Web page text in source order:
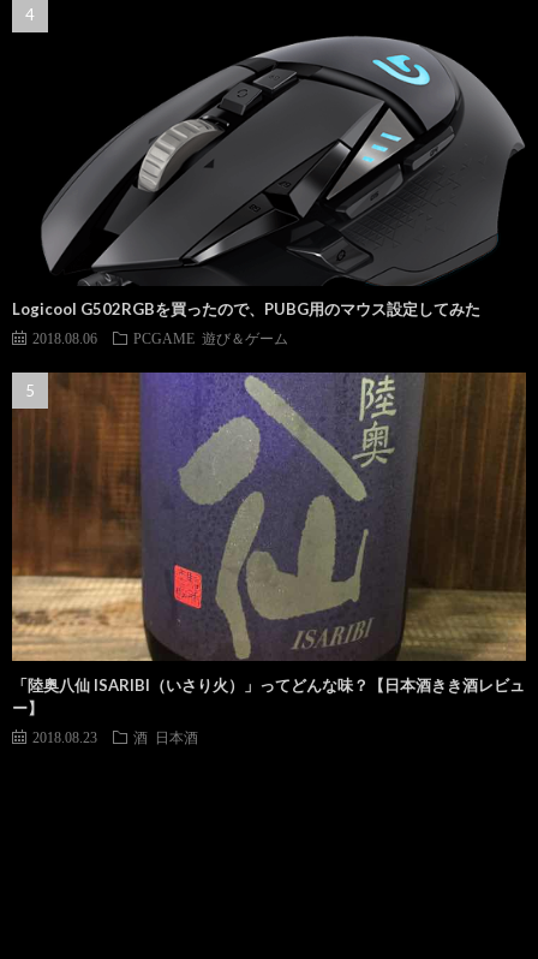
Logicool G502RGBを買ったので、PUBG用のマウス設定してみた
2018.08.06 PCGAME 遊び＆ゲーム
「陸奥八仙 ISARIBI（いさり火）」ってどんな味？【日本酒きき酒レビュ
ー】
2018.08.23 酒 日本酒